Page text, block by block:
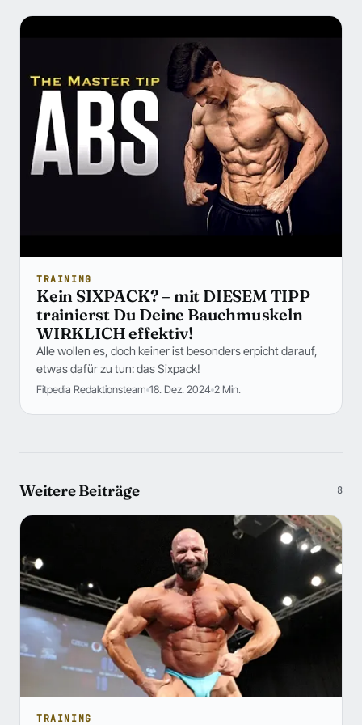
TRAINING
Kein SIXPACK? – mit DIESEM TIPP
trainierst Du Deine Bauchmuskeln
WIRKLICH effektiv!
Alle wollen es, doch keiner ist besonders erpicht darauf,
etwas dafür zu tun: das Sixpack!
Fitpedia Redaktionsteam 18. Dez. 2024 2 Min.
Weitere Beiträge 8
TRAINING